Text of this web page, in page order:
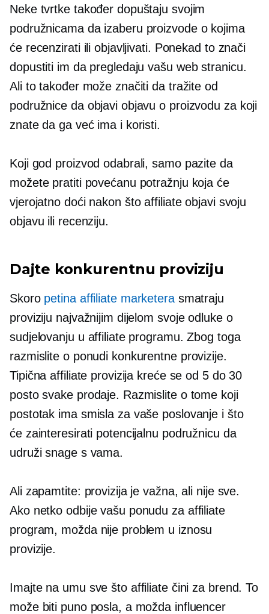
Neke tvrtke također dopuštaju svojim
podružnicama da izaberu proizvode o kojima
će recenzirati ili objavljivati. Ponekad to znači
dopustiti im da pregledaju vašu web stranicu.
Ali to također može značiti da tražite od
podružnice da objavi objavu o proizvodu za koji
znate da ga već ima i koristi.
Koji god proizvod odabrali, samo pazite da
možete pratiti povećanu potražnju koja će
vjerojatno doći nakon što affiliate objavi svoju
objavu ili recenziju.
Dajte konkurentnu proviziju
Skoro petina affiliate marketerasmatraju
proviziju najvažnijim dijelom svoje odluke o
sudjelovanju u affiliate programu. Zbog toga
razmislite o ponudi konkurentne provizije.
Tipična affiliate provizija kreće se od 5 do 30
posto svake prodaje. Razmislite o tome koji
postotak ima smisla za vaše poslovanje i što
će zainteresirati potencijalnu podružnicu da
udruži snage s vama.
Ali zapamtite: provizija je važna, ali nije sve.
Ako netko odbije vašu ponudu za affiliate
program, možda nije problem u iznosu
provizije.
Imajte na umu sve što affiliate čini za brend. To
može biti puno posla, a možda influencer